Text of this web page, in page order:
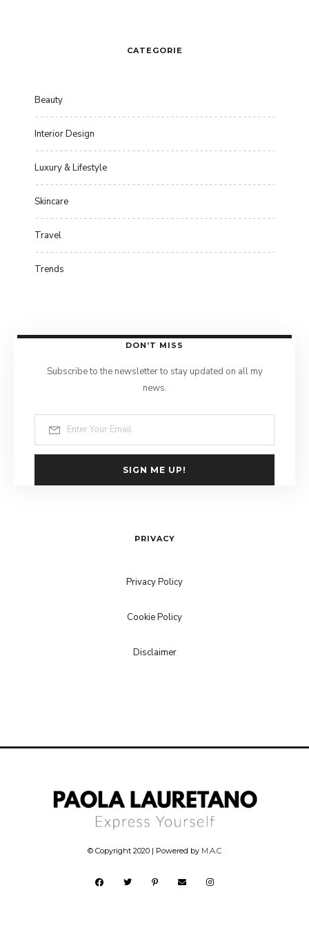
CATEGORIE
Beauty
Interior Design
Luxury & Lifestyle
Skincare
Travel
Trends
DON’T MISS
Subscribe to the newsletter to stay updated on all my
news.
SIGN ME UP!
PRIVACY
Privacy Policy
Cookie Policy
Disclaimer
© Copyright 2020 | Powered by M.A.C